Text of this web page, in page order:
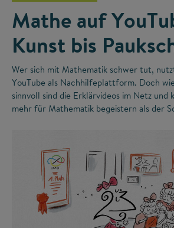
Mathe auf
Kunst bis
Wer sich mit Mathematik schwer tut,
YouTube als Nachhilfeplattform. Doch
sinnvoll sind die Erklärvideos im Netz und
mehr für Mathematik begeistern als der